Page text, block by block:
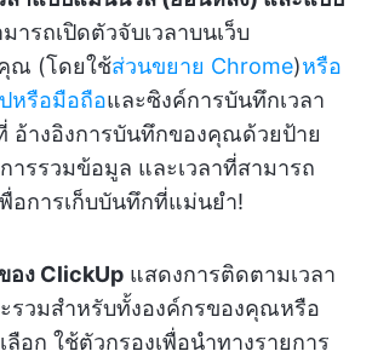
ารถเปิดตัวจับเวลาบนเว็บ
คุณ (โดยใช้ส่วนขยาย Chrome)หรือ
หรือมือถือและซิงค์การบันทึกเวลา
อ้างอิงการบันทึกของคุณด้วยป้าย
ารรวมข้อมูล และเวลาที่สามารถ
พื่อการเก็บบันทึกที่แม่นยำ!
อง ClickUp แสดงการติดตามเวลา
รวมสำหรับทั้งองค์กรของคุณหรือ
อก ใช้ตัวกรองเพื่อนำทางรายการ